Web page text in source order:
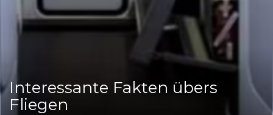
Interessante Fakten übers
Fliegen